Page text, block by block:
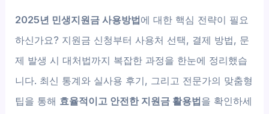
2025년 민생지원금 사용방법에 대한 핵심 전략이 필요
하신가요? 지원금 신청부터 사용처 선택, 결제 방법, 문
제 발생 시 대처법까지 복잡한 과정을 한눈에 정리했습
니다. 최신 통계와 실사용 후기, 그리고 전문가의 맞춤형
팁을 통해 효율적이고 안전한 지원금 활용법을 확인하세